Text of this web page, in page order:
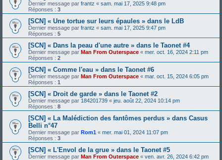
Dernier message par frantz « sam. mai 17, 2025 9:48 pm
Réponses : 3
[SCN] « Une tortue sur leurs épaules » dans le LdB
Dernier message par frantz « sam. mai 17, 2025 9:47 pm
Réponses : 5
[SCN] « Dans la peau d'une autre » dans le Taonet #4
Dernier message par Man From Outerspace « mer. oct. 16, 2024 2:11 pm
Réponses : 2
[SCN] « Comme l'eau » dans le Taonet #6
Dernier message par Man From Outerspace « mar. oct. 15, 2024 6:05 pm
Réponses : 1
[SCN] « Droit de garde » dans le Taonet #2
Dernier message par 184201739 « jeu. août 22, 2024 10:14 pm
Réponses : 8
[SCN] « La Malédiction des fantômes perdus » dans Casus
Belli n°47
Dernier message par Rom1 « mer. mai 01, 2024 11:07 pm
Réponses : 3
[SCN] « L'Envol de la grue » dans le Taonet #5
Dernier message par Man From Outerspace « ven. avr. 26, 2024 6:42 pm